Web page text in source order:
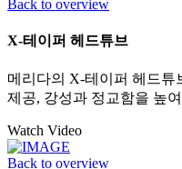
Back to overview
X-테이퍼 헤드튜브
메리다의 X-테이퍼 헤드튜
제공, 강성과 정교함을 높
Watch Video
Back to overview